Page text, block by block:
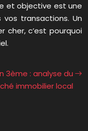
et objective est une
transactions. Un
cher, c’est pourquoi
3ème : analyse du
immobilier local